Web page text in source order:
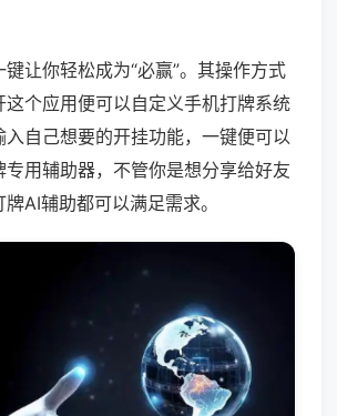
让你轻松成为“必赢”。其操作方式
这个应用便可以自定义手机打牌系统
自己想要的开挂功能，一键便可以
专用辅助器，不管你是想分享给好友
AI辅助都可以满足需求。